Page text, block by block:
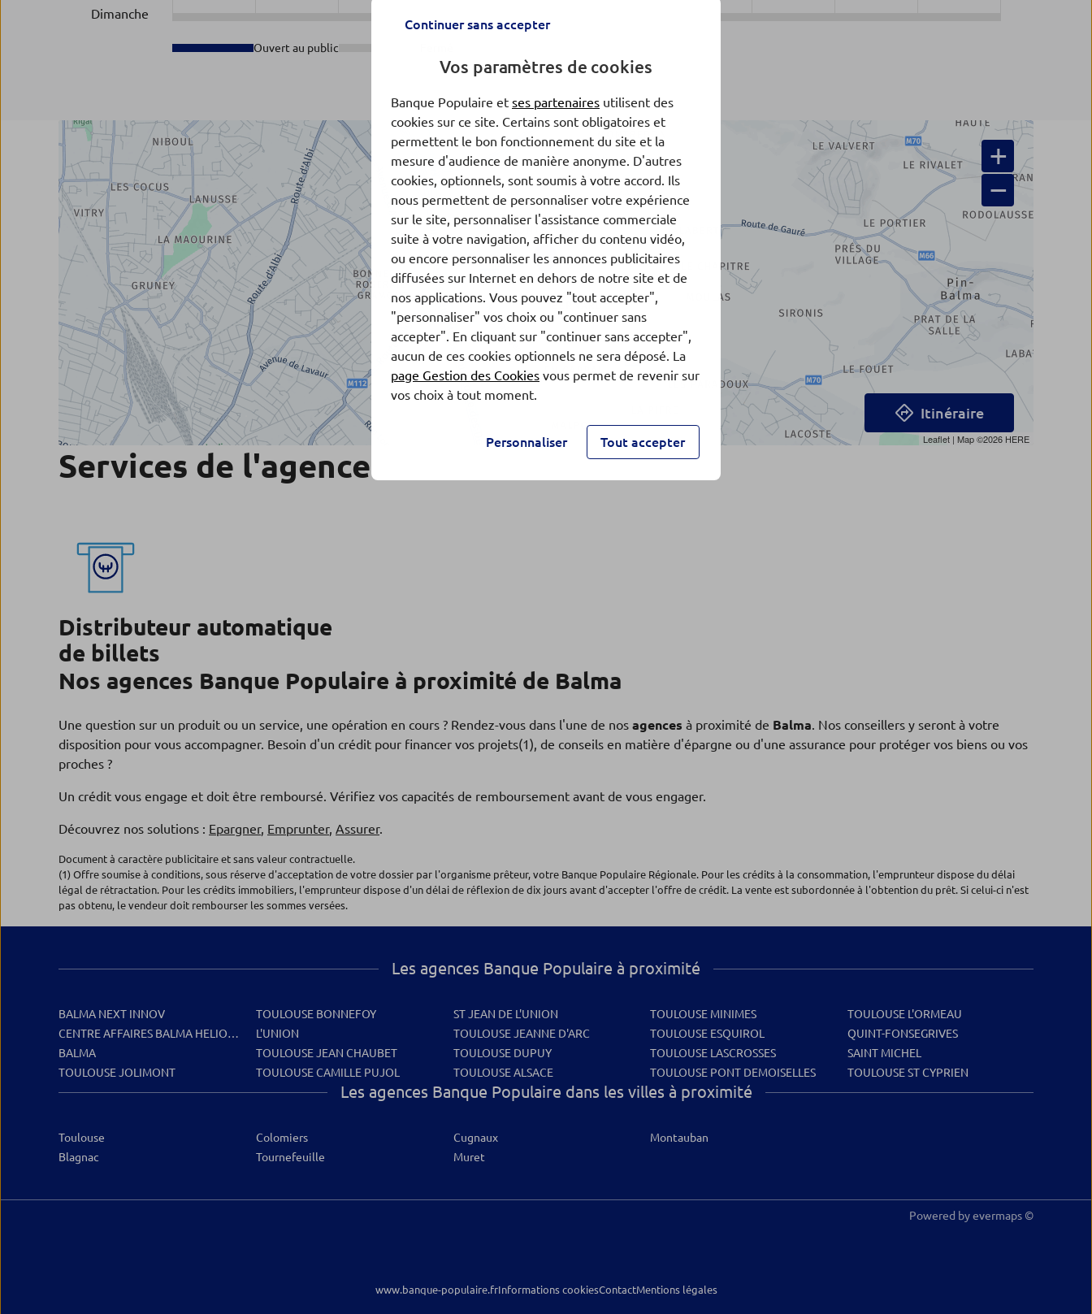
Dimanche
Ouvert au public
+
−
Leaflet | Map ©2026 HERE
Itinéraire
Services de l'agence
Distributeur automatique
de billets
Nos agences Banque Populaire à proximité de Balma
Une question sur un produit ou un service, une opération en cours ? Rendez-vous dans l'une de nos agences à proximité de Balma. Nos conseillers y seront à votre
disposition pour vous accompagner. Besoin d'un crédit pour financer vos projets(1), de conseils en matière d'épargne ou d'une assurance pour protéger vos biens ou vos
proches ?
Un crédit vous engage et doit être remboursé. Vérifiez vos capacités de remboursement avant de vous engager.
Découvrez nos solutions : Epargner, Emprunter, Assurer.
Document à caractère publicitaire et sans valeur contractuelle.
(1) Offre soumise à conditions, sous réserve d'acceptation de votre dossier par l'organisme prêteur, votre Banque Populaire Régionale. Pour les crédits à la consommation, l'emprunteur dispose du délai
légal de rétractation. Pour les crédits immobiliers, l'emprunteur dispose d'un délai de réflexion de dix jours avant d'accepter l'offre de crédit. La vente est subordonnée à l'obtention du prêt. Si celui-ci n'est
pas obtenu, le vendeur doit rembourser les sommes versées.
Les agences Banque Populaire à proximité
BALMA NEXT INNOV
CENTRE AFFAIRES BALMA HELIOPOLE
BALMA
TOULOUSE JOLIMONT
TOULOUSE BONNEFOY
L'UNION
TOULOUSE JEAN CHAUBET
TOULOUSE CAMILLE PUJOL
ST JEAN DE L'UNION
TOULOUSE JEANNE D'ARC
TOULOUSE DUPUY
TOULOUSE ALSACE
TOULOUSE MINIMES
TOULOUSE ESQUIROL
TOULOUSE LASCROSSES
TOULOUSE PONT DEMOISELLES
TOULOUSE L'ORMEAU
QUINT-FONSEGRIVES
SAINT MICHEL
TOULOUSE ST CYPRIEN
Les agences Banque Populaire dans les villes à proximité
Toulouse
Blagnac
Colomiers
Tournefeuille
Cugnaux
Muret
Montauban
Powered byevermaps ©
www.banque-populaire.frInformations cookiesContactMentions légales
Continuer sans accepter
Vos paramètres de cookies
Banque Populaire et ses partenaires utilisent des
cookies sur ce site. Certains sont obligatoires et
permettent le bon fonctionnement du site et la
mesure d'audience de manière anonyme. D'autres
cookies, optionnels, sont soumis à votre accord. Ils
nous permettent de personnaliser votre expérience
sur le site, personnaliser l'assistance commerciale
suite à votre navigation, afficher du contenu vidéo,
ou encore personnaliser les annonces publicitaires
diffusées sur Internet en dehors de notre site et de
nos applications. Vous pouvez "tout accepter",
"personnaliser" vos choix ou "continuer sans
accepter". En cliquant sur "continuer sans accepter",
aucun de ces cookies optionnels ne sera déposé. La
page Gestion des Cookies vous permet de revenir sur
vos choix à tout moment.
Personnaliser Tout accepter